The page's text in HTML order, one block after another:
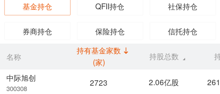
基金持仓 QFII持仓 社保持仓
券商持仓 保险持仓 信托持仓
名称
中际旭创
300308
持有基金家数
(家)
持股总数
2723 2.06亿股